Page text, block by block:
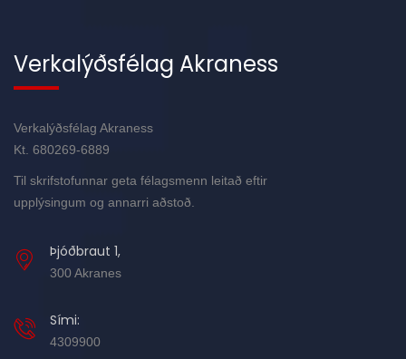
Verkalýðsfélag Akraness
Verkalýðsfélag Akraness
Kt. 680269-6889
Til skrifstofunnar geta félagsmenn leitað eftir
upplýsingum og annarri aðstoð.
Þjóðbraut 1,
300 Akranes
Sími:
4309900